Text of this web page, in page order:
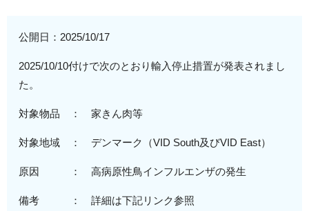
公開日： 2025/10/17
2025/10/10付けで次のとおり輸入停止措置が発表されまし
た。
対象物品 ： 家きん肉等
対象地域 ： デンマーク （VID South及びVID East）
原因 ：高病原性鳥インフルエンザの発生
備考 ： 詳細は下記リンク参照